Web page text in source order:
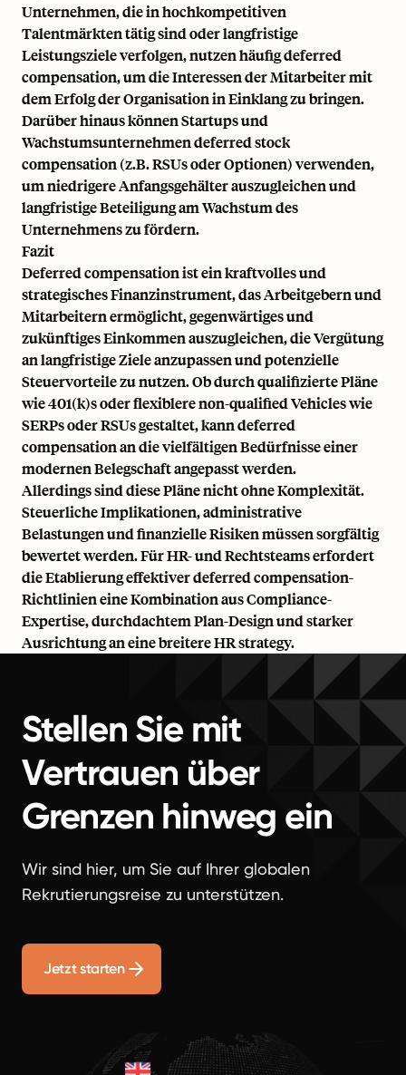
Unternehmen, die in hochkompetitiven
Talentmärkten tätig sind oder langfristige
Leistungsziele verfolgen, nutzen häufig deferred
compensation, um die Interessen der Mitarbeiter mit
dem Erfolg der Organisation in Einklang zu bringen.
Darüber hinaus können Startups und
Wachstumsunternehmen deferred stock
compensation (z.B. RSUs oder Optionen) verwenden,
um niedrigere Anfangsgehälter auszugleichen und
langfristige Beteiligung am Wachstum des
Unternehmens zu fördern.
Fazit
Deferred compensation ist ein kraftvolles und
strategisches Finanzinstrument, das Arbeitgebern und
Mitarbeitern ermöglicht, gegenwärtiges und
zukünftiges Einkommen auszugleichen, die Vergütung
an langfristige Ziele anzupassen und potenzielle
Steuervorteile zu nutzen. Ob durch qualifizierte Pläne
wie 401(k)s oder flexiblere non-qualified Vehicles wie
SERPs oder RSUs gestaltet, kann deferred
compensation an die vielfältigen Bedürfnisse einer
modernen Belegschaft angepasst werden.
Allerdings sind diese Pläne nicht ohne Komplexität.
Steuerliche Implikationen, administrative
Belastungen und finanzielle Risiken müssen sorgfältig
bewertet werden. Für HR- und Rechtsteams erfordert
die Etablierung effektiver deferred compensation-
Richtlinien eine Kombination aus Compliance-
Expertise, durchdachtem Plan-Design und starker
Ausrichtung an eine breitereHR strategy.
Stellen Sie mit
Vertrauen über
Grenzen hinweg ein
Wir sind hier, um Sie auf Ihrer globalen
Rekrutierungsreise zu unterstützen.
Jetzt starten